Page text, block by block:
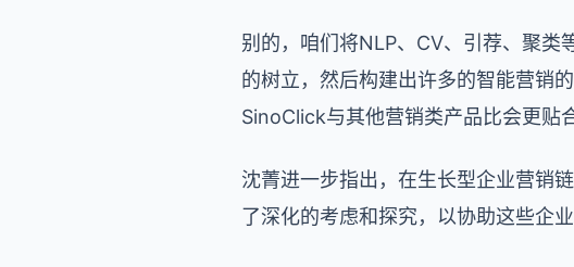
别的，咱们将NLP、CV、引荐、聚类
的树立，然后构建出许多的智能营销
SinoClick与其他营销类产品比会更贴
沈菁进一步指出，在生长型企业营销
了深化的考虑和探究，以协助这些企